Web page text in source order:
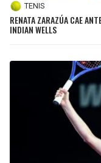
TENIS
RENATA ZARAZÚA CAE
INDIAN WELLS